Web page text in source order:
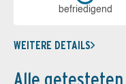
be­frie­di­gend
WEITERE DETAILS
Alle